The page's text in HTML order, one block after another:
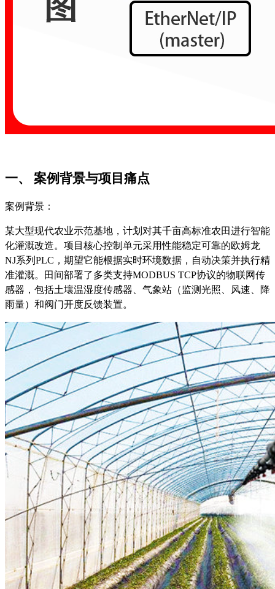
一、 案例背景与项目痛点
案例背景：
某大型现代农业示范基地，计划对其千亩高标准农田进行智能
化灌溉改造。项目核心控制单元采用性能稳定可靠的欧姆龙
NJ系列PLC，期望它能根据实时环境数据，自动决策并执行精
准灌溉。田间部署了多类支持MODBUS TCP协议的物联网传
感器，包括土壤温湿度传感器、气象站（监测光照、风速、降
雨量）和阀门开度反馈装置。